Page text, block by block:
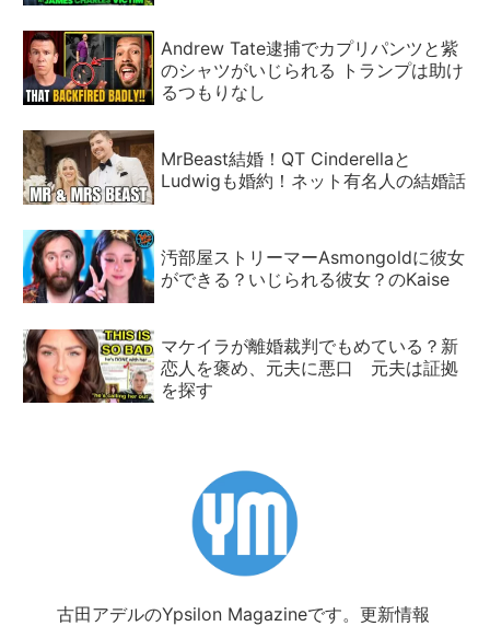
Andrew Tate逮捕でカプリパンツと紫
のシャツがいじられる トランプは助け
るつもりなし
MrBeast結婚！QT Cinderellaと
Ludwigも婚約！ネット有名人の結婚話
汚部屋ストリーマーAsmongoldに彼女
ができる？いじられる彼女？のKaise
マケイラが離婚裁判でもめている？新
恋人を褒め、元夫に悪口 元夫は証拠
を探す
古田アデルのYpsilon Magazineです。更新情報